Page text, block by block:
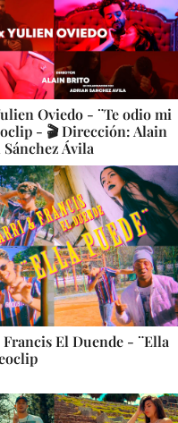
Oviedo - ¨Te odio mi
- 🎬 Dirección: Alain
Ávila
El Duende - ¨Ella